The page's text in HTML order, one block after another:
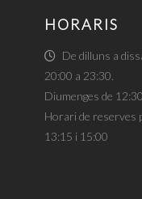
HORARIS
De dilluns a
20:00 a 23:30.
Diumenges de
Horari de reserves
13:15 i 15:00